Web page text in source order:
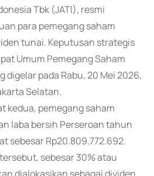
Tbk (JATI), resmi
para pemegang saham
tunai. Keputusan strategis
Umum Pemegang Saham
digelar pada Rabu, 20 Mei 2026,
Selatan.
kedua, pemegang saham
laba bersih Perseroan tahun
sebesar Rp20.809.772.692.
sebesar 30% atau